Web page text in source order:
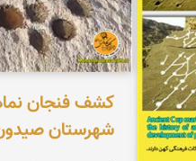
کشف فنجان
شهرستان